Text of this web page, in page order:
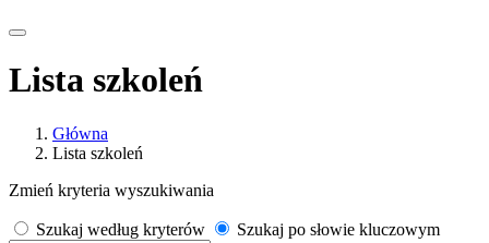
Lista szkoleń
Główna
Lista szkoleń
Zmień kryteria wyszukiwania
Szukaj według kryterów Szukaj po słowie kluczowym